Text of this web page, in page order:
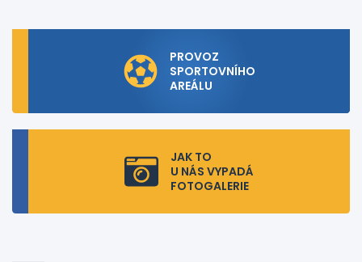
PROVOZ
SPORTOVNÍHO
AREÁLU
JAK TO
U NÁS VYPADÁ
FOTOGALERIE